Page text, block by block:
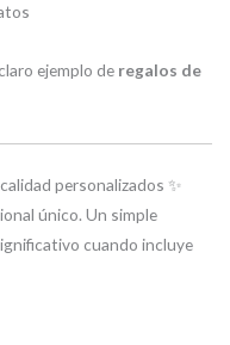
ejemplo de regalos de
personalizados ✨
único. Un simple
cuando incluye